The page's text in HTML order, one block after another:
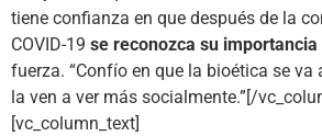
tiene confianza en que después de la
COVID-19 se reconozca su importancia
fuerza. “Confío en que la bioética se
la ven a ver más socialmente.”[/
[vc_column_text]